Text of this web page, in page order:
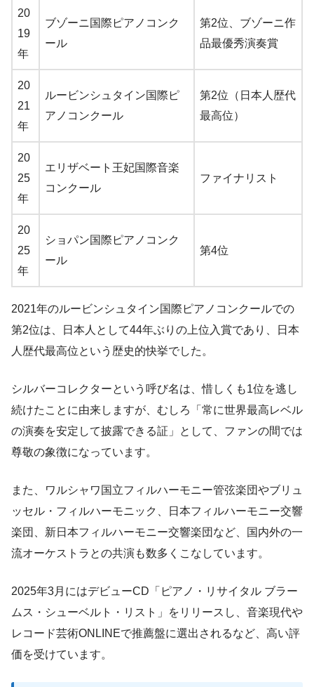
20
19
年
ブゾーニ国際ピアノコンク
ール
第2位、ブゾーニ作
品最優秀演奏賞
20
21
年
ルービンシュタイン国際ピ
アノコンクール
第2位（日本人歴代
最高位）
20
25
年
エリザベート王妃国際音楽
コンクール
ファイナリスト
20
25
年
ショパン国際ピアノコンク
ール
第4位
2021年のルービンシュタイン国際ピアノコンクールでの
第2位は、日本人として44年ぶりの上位入賞であり、日本
人歴代最高位という歴史的快挙でした。
シルバーコレクターという呼び名は、惜しくも1位を逃し
続けたことに由来しますが、むしろ「常に世界最高レベル
の演奏を安定して披露できる証」として、ファンの間では
尊敬の象徴になっています。
また、ワルシャワ国立フィルハーモニー管弦楽団やブリュ
ッセル・フィルハーモニック、日本フィルハーモニー交響
楽団、新日本フィルハーモニー交響楽団など、国内外の一
流オーケストラとの共演も数多くこなしています。
2025年3月にはデビューCD「ピアノ・リサイタル ブラー
ムス・シューベルト・リスト」をリリースし、音楽現代や
レコード芸術ONLINEで推薦盤に選出されるなど、高い評
価を受けています。